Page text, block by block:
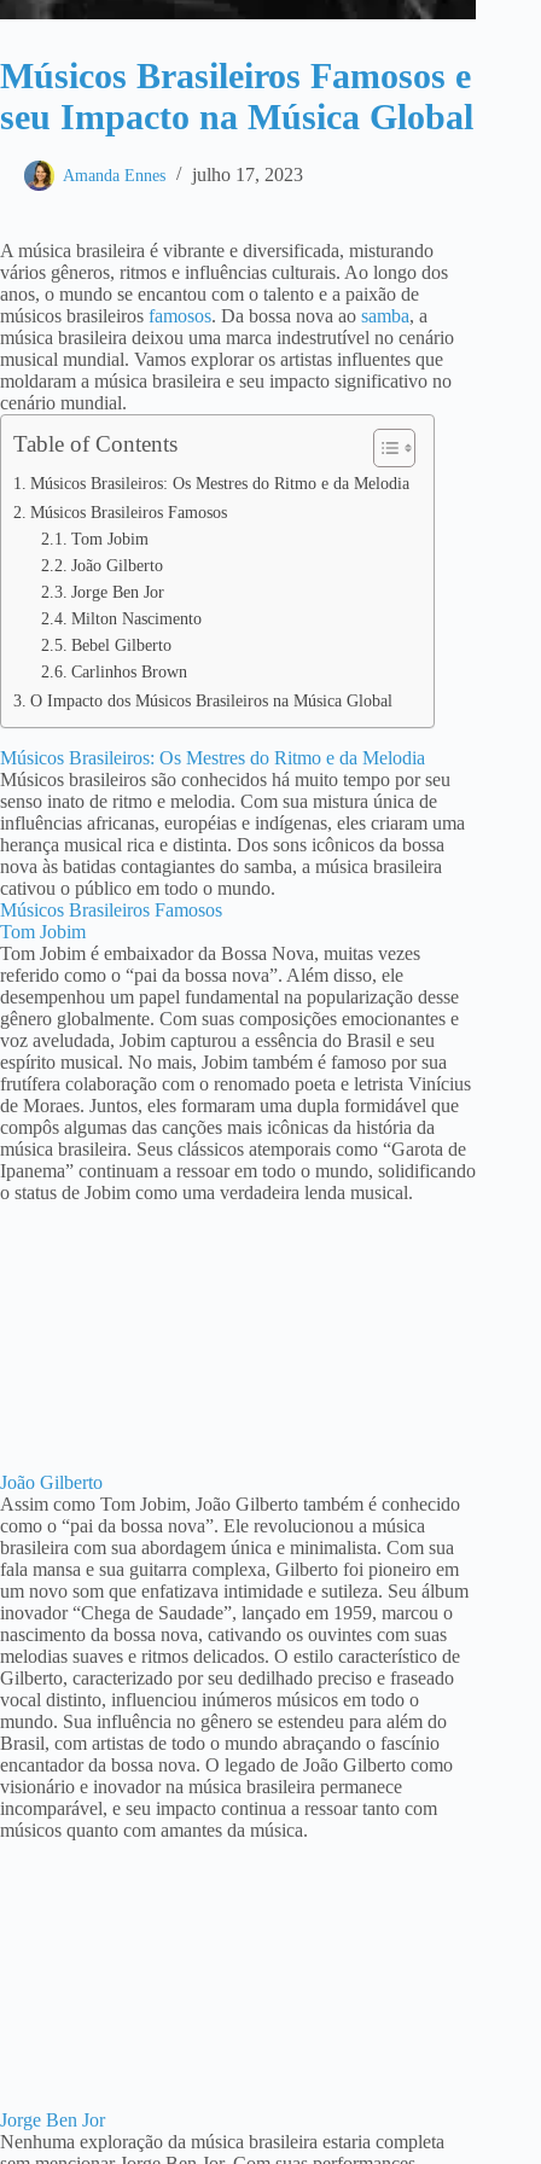
Músicos Brasileiros Famosos e
seu Impacto na Música Global
Amanda Ennes julho 17, 2023
A música brasileira é vibrante e diversificada, misturando
vários gêneros, ritmos e influências culturais. Ao longo dos
anos, o mundo se encantou com o talento e a paixão de
músicos brasileiros famosos. Da bossa nova ao samba, a
música brasileira deixou uma marca indestrutível no cenário
musical mundial. Vamos explorar os artistas influentes que
moldaram a música brasileira e seu impacto significativo no
cenário mundial.
Table of Contents
Músicos Brasileiros: Os Mestres do Ritmo e da Melodia
Músicos Brasileiros Famosos
Tom Jobim
João Gilberto
Jorge Ben Jor
Milton Nascimento
Bebel Gilberto
Carlinhos Brown
O Impacto dos Músicos Brasileiros na Música Global
Músicos Brasileiros: Os Mestres do Ritmo e da Melodia
Músicos brasileiros são conhecidos há muito tempo por seu
senso inato de ritmo e melodia. Com sua mistura única de
influências africanas, européias e indígenas, eles criaram uma
herança musical rica e distinta. Dos sons icônicos da bossa
nova às batidas contagiantes do samba, a música brasileira
cativou o público em todo o mundo.
Músicos Brasileiros Famosos
Tom Jobim
Tom Jobim é embaixador da Bossa Nova, muitas vezes
referido como o “pai da bossa nova”. Além disso, ele
desempenhou um papel fundamental na popularização desse
gênero globalmente. Com suas composições emocionantes e
voz aveludada, Jobim capturou a essência do Brasil e seu
espírito musical. No mais, Jobim também é famoso por sua
frutífera colaboração com o renomado poeta e letrista Vinícius
de Moraes. Juntos, eles formaram uma dupla formidável que
compôs algumas das canções mais icônicas da história da
música brasileira. Seus clássicos atemporais como “Garota de
Ipanema” continuam a ressoar em todo o mundo, solidificando
o status de Jobim como uma verdadeira lenda musical.
João Gilberto
Assim como Tom Jobim, João Gilberto também é conhecido
como o “pai da bossa nova”. Ele revolucionou a música
brasileira com sua abordagem única e minimalista. Com sua
fala mansa e sua guitarra complexa, Gilberto foi pioneiro em
um novo som que enfatizava intimidade e sutileza. Seu álbum
inovador “Chega de Saudade”, lançado em 1959, marcou o
nascimento da bossa nova, cativando os ouvintes com suas
melodias suaves e ritmos delicados. O estilo característico de
Gilberto, caracterizado por seu dedilhado preciso e fraseado
vocal distinto, influenciou inúmeros músicos em todo o
mundo. Sua influência no gênero se estendeu para além do
Brasil, com artistas de todo o mundo abraçando o fascínio
encantador da bossa nova. O legado de João Gilberto como
visionário e inovador na música brasileira permanece
incomparável, e seu impacto continua a ressoar tanto com
músicos quanto com amantes da música.
Jorge Ben Jor
Nenhuma exploração da música brasileira estaria completa